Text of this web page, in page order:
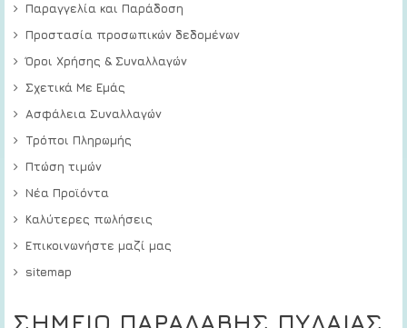
Παραγγελία και Παράδοση
Προστασία προσωπικών δεδομένων
Όροι Χρήσης & Συναλλαγών
Σχετικά Με Εμάς
Ασφάλεια Συναλλαγών
Τρόποι Πληρωμής
Πτώση τιμών
Νέα Προϊόντα
Καλύτερες πωλήσεις
Επικοινωνήστε μαζί μας
sitemap
ΣΗΜΕΙΟ ΠΑΡΑΛΑΒΗΣ ΠΥΛΑΙΑΣ